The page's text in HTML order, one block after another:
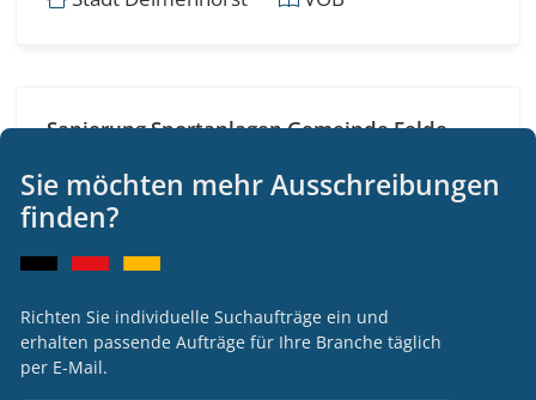
Sanierung Sportanlagen Gemeinde Felde
24239 Achterwehr
Gemeinde Felde c/o Amt Achterwehr
VOB
Sie möchten mehr Ausschreibungen
finden?
Richten Sie individuelle Suchaufträge ein und
erhalten passende Aufträge für Ihre Branche täglich
per E-Mail.